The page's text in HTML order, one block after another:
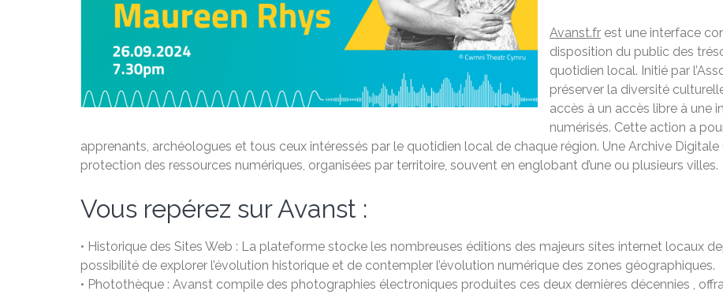
Avanst.fr est une interface
disposition du public des
quotidien local. Initié par
préserver la diversité
accès à un accès libre à une
numérisés. Cette action a
apprenants, archéologues et tous ceux intéressés par le quotidien local de chaque région. Une Archive
protection des ressources numériques, organisées par territoire, souvent en englobant d’une ou plusieurs villes.
Vous repérez sur Avanst :
• Historique des Sites Web : La plateforme stocke les nombreuses éditions des majeurs sites internet locaux
possibilité de explorer l’évolution historique et de contempler l’évolution numérique des zones géographiques.
• Photothèque : Avanst compile des photographies électroniques produites ces deux dernières décennies ,